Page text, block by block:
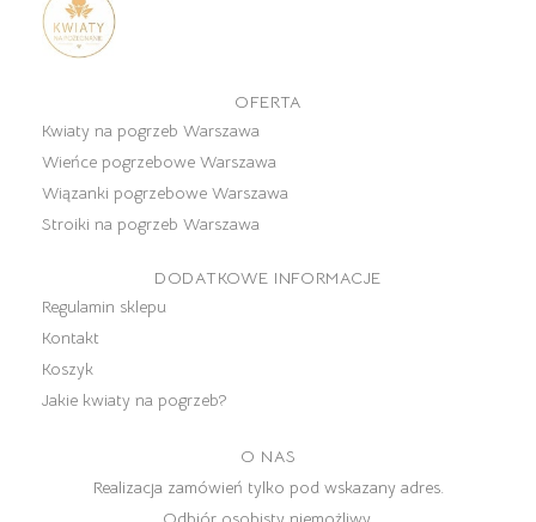
OFERTA
Kwiaty na pogrzeb Warszawa
Wieńce pogrzebowe Warszawa
Wiązanki pogrzebowe Warszawa
Stroiki na pogrzeb Warszawa
DODATKOWE INFORMACJE
Regulamin sklepu
Kontakt
Koszyk
Jakie kwiaty na pogrzeb?
O NAS
Realizacja zamówień tylko pod wskazany adres.